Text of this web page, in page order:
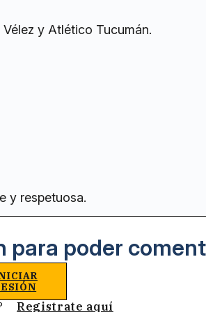
y Atlético Tucumán.
y respetuosa.
para poder
Registrate aquí